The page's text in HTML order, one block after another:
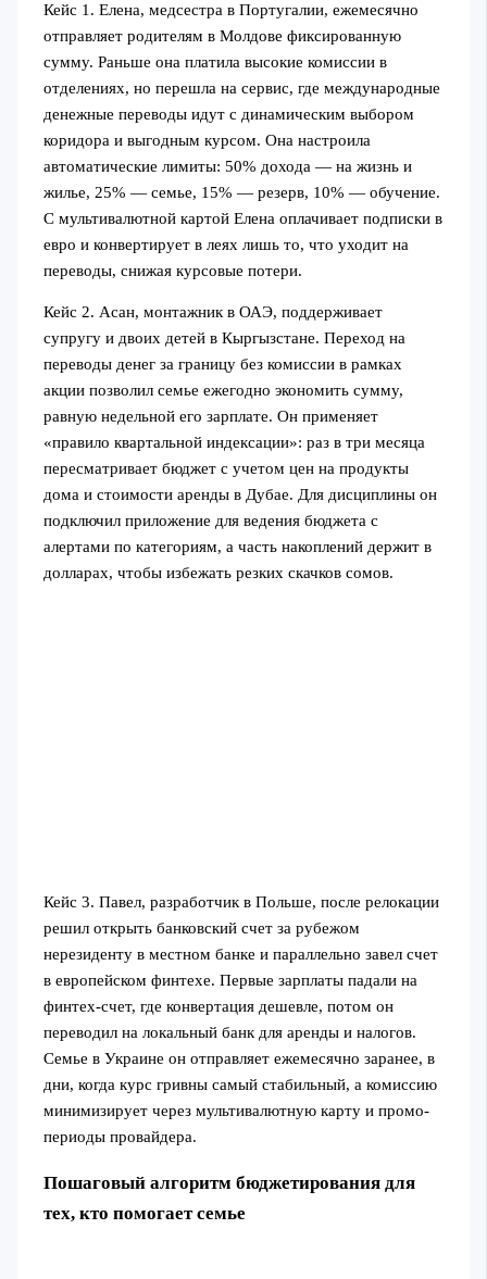
Кейс 1. Елена, медсестра в Португалии, ежемесячно
отправляет родителям в Молдове фиксированную
сумму. Раньше она платила высокие комиссии в
отделениях, но перешла на сервис, где международные
денежные переводы идут с динамическим выбором
коридора и выгодным курсом. Она настроила
автоматические лимиты: 50% дохода — на жизнь и
жилье, 25% — семье, 15% — резерв, 10% — обучение.
С мультивалютной картой Елена оплачивает подписки в
евро и конвертирует в леях лишь то, что уходит на
переводы, снижая курсовые потери.
Кейс 2. Асан, монтажник в ОАЭ, поддерживает
супругу и двоих детей в Кыргызстане. Переход на
переводы денег за границу без комиссии в рамках
акции позволил семье ежегодно экономить сумму,
равную недельной его зарплате. Он применяет
«правило квартальной индексации»: раз в три месяца
пересматривает бюджет с учетом цен на продукты
дома и стоимости аренды в Дубае. Для дисциплины он
подключил приложение для ведения бюджета с
алертами по категориям, а часть накоплений держит в
долларах, чтобы избежать резких скачков сомов.
Кейс 3. Павел, разработчик в Польше, после релокации
решил открыть банковский счет за рубежом
нерезиденту в местном банке и параллельно завел счет
в европейском финтехе. Первые зарплаты падали на
финтех-счет, где конвертация дешевле, потом он
переводил на локальный банк для аренды и налогов.
Семье в Украине он отправляет ежемесячно заранее, в
дни, когда курс гривны самый стабильный, а комиссию
минимизирует через мультивалютную карту и промо-
периоды провайдера.
Пошаговый алгоритм бюджетирования для
тех, кто помогает семье